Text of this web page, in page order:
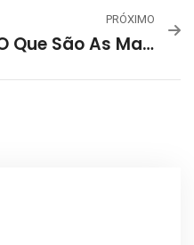
PRÓXIMO
O Que São As Macrófitas Aquáticas Da Lagoa Da Pampulha?